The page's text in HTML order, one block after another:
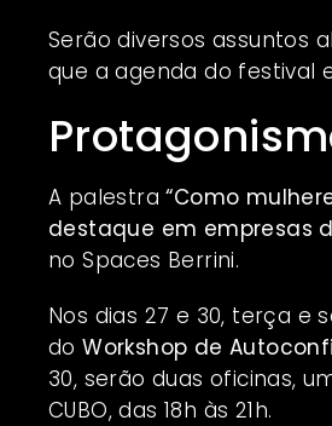
Serão diversos assuntos
que a agenda do festival
A palestra“Como
destaque em empresas
no Spaces Berrini.
Nos dias 27 e 30, terça
doWorkshop de
30, serão duas oficinas,
CUBO, das 18h às 21h.